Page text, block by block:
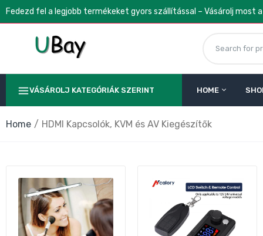
Fedezd fel a legjobb termékeket gyors szállítással – Vásárolj most
VÁSÁROLJ KATEGÓRIÁK SZERINT HOME
Home HDMI Kapcsolók, KVM és AV Kiegészítők